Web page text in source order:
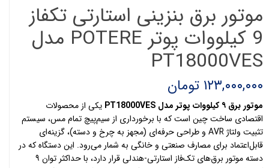
موتور برق بنزینی استارتی تکفاز
9 کیلووات پوتر POTERE مدل
PT18000VES
۱۲۳,۰۰۰,۰۰۰ تومان
موتور برق ۹ کیلووات پوتر مدل PT18000VES
یکی از محصولات
اقتصادی ساخت چین است که با برخورداری از سیم‌پیچ تمام مس، سیستم
تثبیت ولتاژ AVR و طراحی حرفه‌ای (مجهز به چرخ و دسته)، گزینه‌ای
قابل‌اعتماد برای مصارف صنعتی و خانگی به شمار می‌رود. این دستگاه که در
دسته موتور برق‌های تک‌فاز استارتی-هندلی قرار دارد، با حداکثر توان ۹